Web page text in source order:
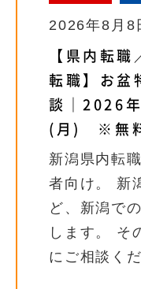
2026年8月
【県内転
転職】お盆
談｜2026
(月) ※無料
新潟県内転
者向け。 新
ど、新潟で
します。 そ
にご相談くだ